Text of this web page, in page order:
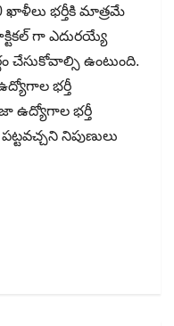
ఖాళీలు భర్తీకి మాత్రమే
గా ఎదురయ్యే
చేసుకోవాల్సి ఉంటుంది.
భర్తీ
ఉద్యోగాల భర్తీ
నిపుణులు